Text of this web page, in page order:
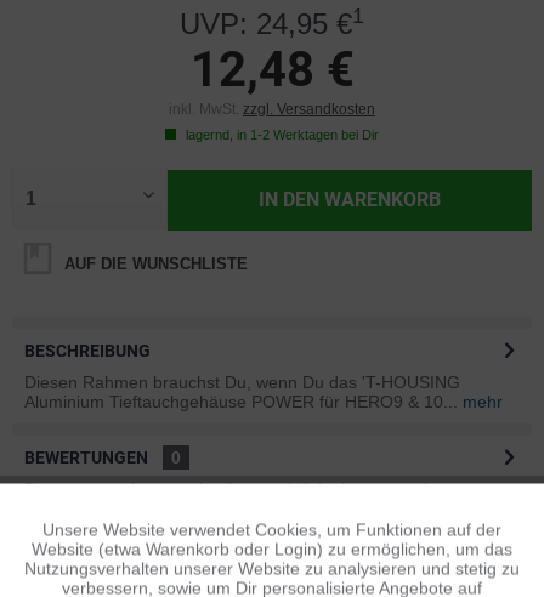
UVP: 24,95 €1
12,48 €
inkl. MwSt. zzgl. Versandkosten
lagernd, in 1-2 Werktagen bei Dir
IN DEN WARENKORB
AUF DIE WUNSCHLISTE
BESCHREIBUNG
Diesen Rahmen brauchst Du, wenn Du das 'T-HOUSING
Aluminium Tieftauchgehäuse POWER für HERO9 & 10...
mehr
BEWERTUNGEN
0
Bewertungen lesen, schreiben und diskutieren...mehr
ÄHNLICHE ARTIKEL
Diese Artikel sind dem Produkt ähnlich ...mehr
Funktionale Aktiv
Unsere Website verwendet Cookies, um Funktionen auf der
Website (etwa Warenkorb oder Login) zu ermöglichen, um das
Nutzungsverhalten unserer Website zu analysieren und stetig zu
verbessern, sowie um Dir personalisierte Angebote auf